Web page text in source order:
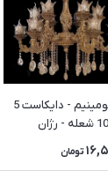
لوستر آلومینیم - دایکاست 5
تومان